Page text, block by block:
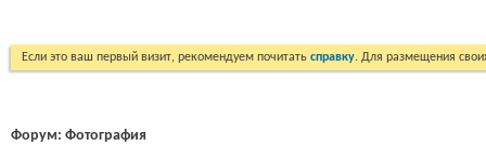
Если это ваш первый визит, рекомендуем почитать справку. Для размещения
Форум: Фотография